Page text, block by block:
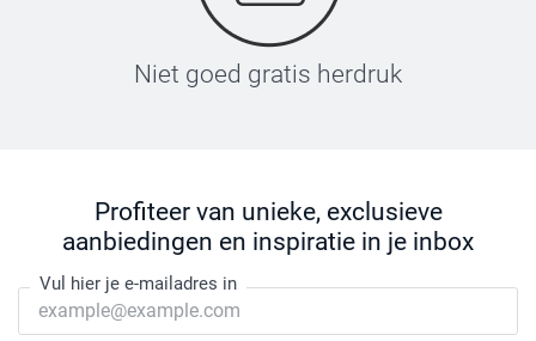
Niet goed gratis herdruk
Profiteer van unieke, exclusieve
aanbiedingen en inspiratie in je inbox
Vul hier je e-mailadres in